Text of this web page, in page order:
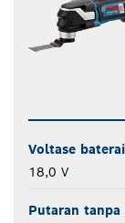
Voltase baterai
18,0 V
Putaran tanpa